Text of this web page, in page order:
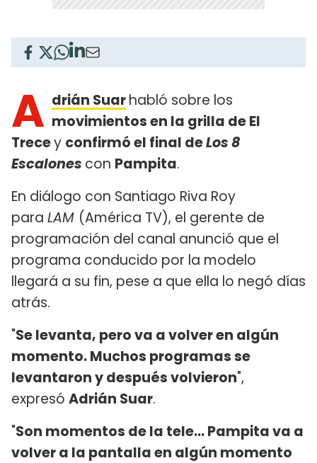
A drián Suarhabló sobre los
movimientos en la grilla de El
Trecey confirmó el final deLos 8
Escalones con Pampita.
En diálogo con Santiago Riva Roy
para LAM (América TV), el gerente de
programación del canal anunció que el
programa conducido por la modelo
llegará a su fin, pese a que ella lo negó días
atrás.
"Se levanta, pero va a volver en algún
momento. Muchos programas se
levantaron y después volvieron",
expresó Adrián Suar.
"Son momentos de la tele... Pampita va a
volver a la pantalla en algún momento